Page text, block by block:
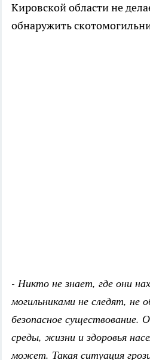
Кировской области не
обнаружить
- Никто не знает, где они
могильниками не следят, не
безопасное
среды, жизни и здоровья
может. Такая ситуация